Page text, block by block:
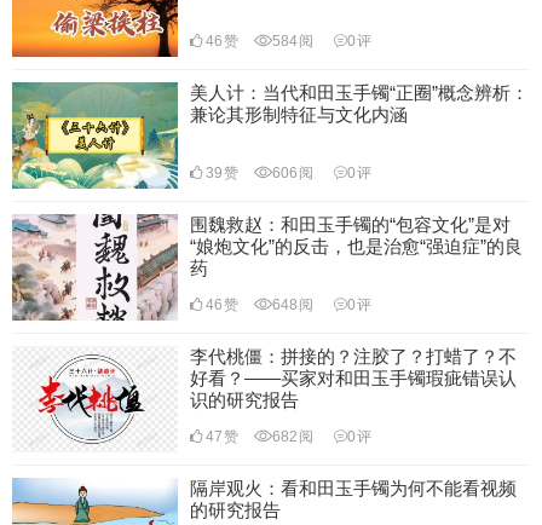
46赞 584阅 0评
美人计：当代和田玉手镯“正圈”概念辨析：
兼论其形制特征与文化内涵
39赞 606 阅 0评
围魏救赵：和田玉手镯的“包容文化”是对
“娘炮文化”的反击，也是治愈“强迫症”的良
药
46赞 648 阅 0评
李代桃僵：拼接的？注胶了？打蜡了？不
好看？——买家对和田玉手镯瑕疵错误认
识的研究报告
47赞 682 阅 0评
隔岸观火：看和田玉手镯为何不能看视频
的研究报告